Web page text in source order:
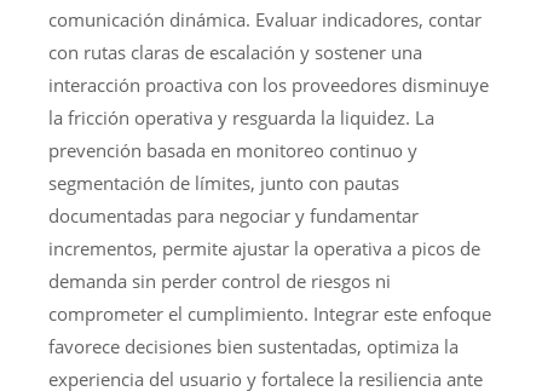
comunicación dinámica. Evaluar indicadores, contar
con rutas claras de escalación y sostener una
interacción proactiva con los proveedores disminuye
la fricción operativa y resguarda la liquidez. La
prevención basada en monitoreo continuo y
segmentación de límites, junto con pautas
documentadas para negociar y fundamentar
incrementos, permite ajustar la operativa a picos de
demanda sin perder control de riesgos ni
comprometer el cumplimiento. Integrar este enfoque
favorece decisiones bien sustentadas, optimiza la
experiencia del usuario y fortalece la resiliencia ante